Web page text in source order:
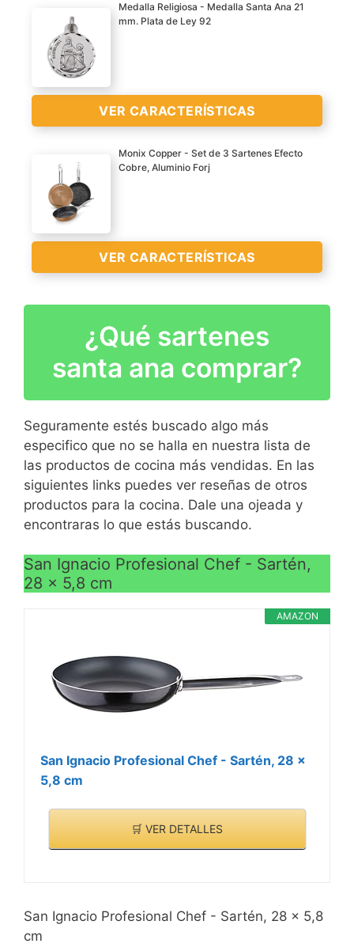
>
VER
CARACTERÍSTICAS
Medalla Religiosa - Medalla Santa Ana 21
mm. Plata de Ley 92
VER CARACTERÍSTICAS
VER
CARACTERÍSTICAS
>
Monix Copper - Set de 3 Sartenes Efecto
Cobre, Aluminio Forj
VER CARACTERÍSTICAS
VER
CARACTERÍSTICAS
>
¿Qué sartenes
santa ana comprar?
Seguramente estés buscado algo más
especifico que no se halla en nuestra lista de
las productos de cocina más vendidas. En las
siguientes links puedes ver reseñas de otros
productos para la cocina. Dale una ojeada y
encontraras lo que estás buscando.
San Ignacio Profesional Chef - Sartén,
28 x 5,8 cm
AMAZON
San Ignacio Profesional Chef - Sartén, 28 x
5,8 cm
🛒 VER DETALLES
San Ignacio Profesional Chef - Sartén, 28 x 5,8
cm